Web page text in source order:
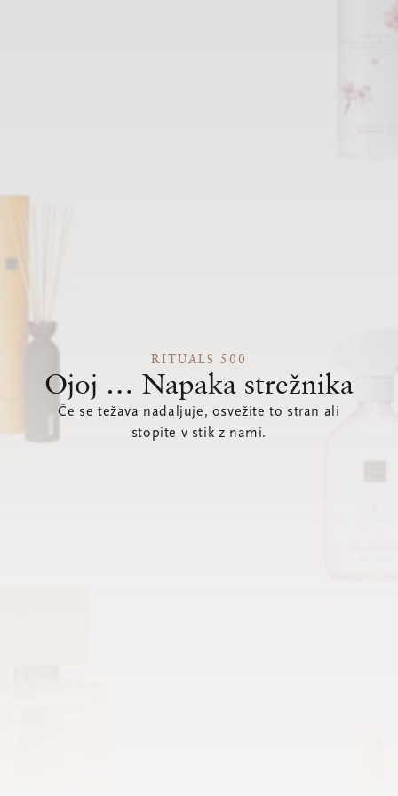
RITUALS 500
Ojoj … Napaka strežnika
Če se težava nadaljuje, osvežite to stran ali
stopite v stik z nami.